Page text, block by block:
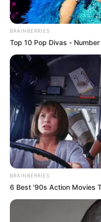
años fue
brazos, cuello y
familiar
BRAINBERRIES
Top 10 Pop Divas -
BRAINBERRIES
6 Best '90s Action Movies